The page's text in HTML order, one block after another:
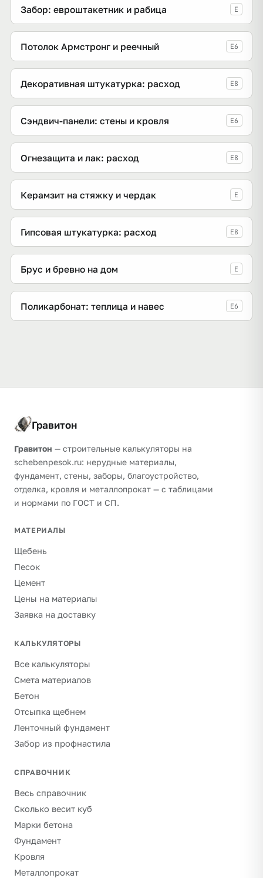
Забор: евроштакетник и рабица E
Потолок Армстронг и реечный E6
Декоративная штукатурка: расход E8
Сэндвич-панели: стены и кровля E6
Огнезащита и лак: расход E8
Керамзит на стяжку и чердак E
Гипсовая штукатурка: расход E8
Брус и бревно на дом E
Поликарбонат: теплица и навес E6
Гравитон
Гравитон — строительные калькуляторы на
schebenpesok.ru: нерудные материалы,
фундамент, стены, заборы, благоустройство,
отделка, кровля и металлопрокат — с таблицами
и нормами по ГОСТ и СП.
МАТЕРИАЛЫ
Щебень
Песок
Цемент
Цены на материалы
Заявка на доставку
КАЛЬКУЛЯТОРЫ
Все калькуляторы
Смета материалов
Бетон
Отсыпка щебнем
Ленточный фундамент
Забор из профнастила
СПРАВОЧНИК
Весь справочник
Сколько весит куб
Марки бетона
Фундамент
Кровля
Металлопрокат